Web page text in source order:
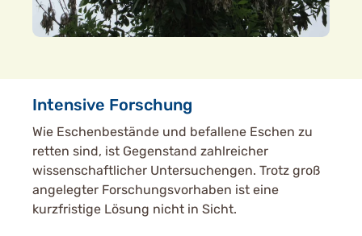
Intensive Forschung
Wie Eschenbestände und befallene Eschen zu
retten sind, ist Gegenstand zahlreicher
wissenschaftlicher Untersuchengen. Trotz groß
angelegter Forschungsvorhaben ist eine
kurzfristige Lösung nicht in Sicht.